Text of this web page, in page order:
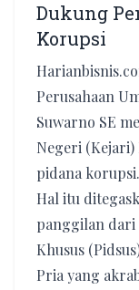
Dukung
Korupsi
Perusahaan
Suwarno SE
Negeri
pidana korupsi.
Hal itu
panggilan dari
Khusus
Pria yang